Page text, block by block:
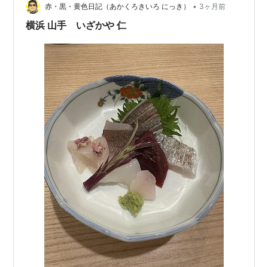
MY HOME TOWN
アーティスト:小田和正
出版社/メーカー:ファンハウス
発売日:1993/10/27
メディア:CD
クリック: 17回
この商品を含むブログ (7件) を見る
松たか子 が、この駅を歌っている。
明かりの灯る方へ
アーティスト:
松たか子
出版社/メーカー:
BMG JAPAN
発売日:2006/03/22
メディア:
クリック
: 15回
この商品を含むブログ (23件) を見る
赤・黒・黄色日記（あかくろきいろ にっき） • 3ヶ月前
横浜 山手 いざかや 仁